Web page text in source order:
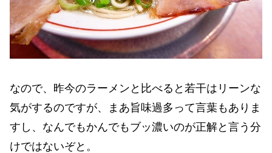
なので、昨今のラーメンと比べると若干はリーンな
気がするのですが、まあ旨味過多って言葉もありま
すし、なんでもかんでもブッ濃いのが正解と言う分
けではないぞと。